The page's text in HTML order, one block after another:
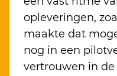
opleveringen,
maakte dat
nog in een
vertrouwen in